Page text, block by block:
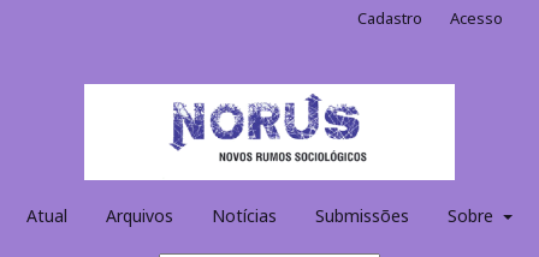
Atual Arquivos Notícias Submissões Sobre
Cadastro Acesso